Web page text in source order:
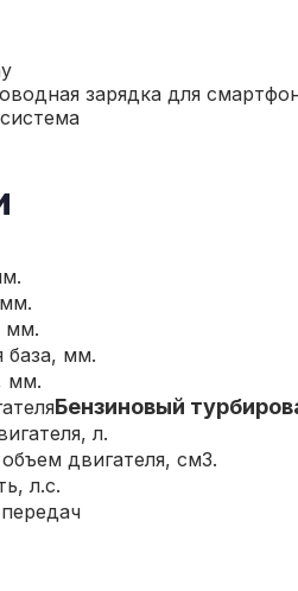
зарядка для
мм.
Высота, мм.
Ширина, мм.
Колесная база, мм.
Клиренс, мм.
Бензиновый
Объем двигателя, л.
Рабочий объем двигателя, см3.
Мощность, л.с.
Коробка передач